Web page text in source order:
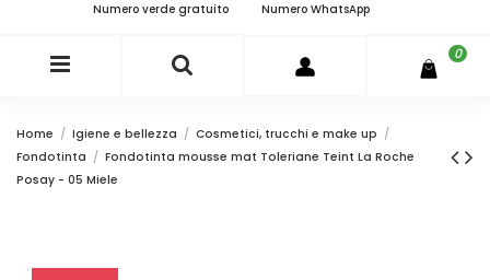
Numero verde gratuito Numero WhatsApp
0
Home Igiene e bellezza
Cosmetici, trucchi e make up
Fondotinta
Fondotinta mousse mat Toleriane Teint La Roche
Posay - 05 Miele